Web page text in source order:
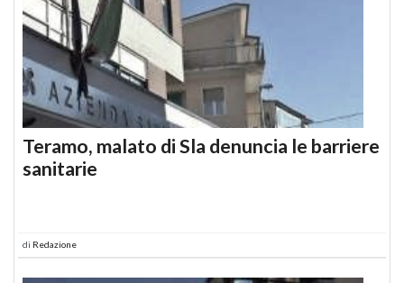
Teramo, malato di Sla denuncia le barriere
sanitarie
di Redazione